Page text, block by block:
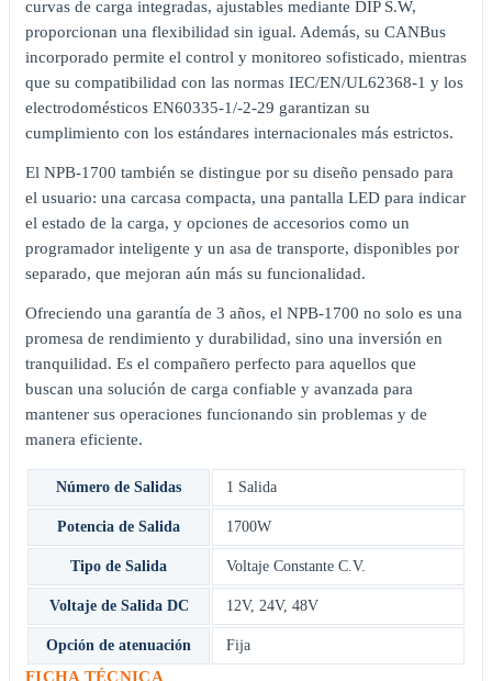
curvas de carga integradas, ajustables mediante DIP S.W,
proporcionan una flexibilidad sin igual. Además, su CANBus
incorporado permite el control y monitoreo sofisticado, mientras
que su compatibilidad con las normas IEC/EN/UL62368-1 y los
electrodomésticos EN60335-1/-2-29 garantizan su
cumplimiento con los estándares internacionales más estrictos.
El NPB-1700 también se distingue por su diseño pensado para
el usuario: una carcasa compacta, una pantalla LED para indicar
el estado de la carga, y opciones de accesorios como un
programador inteligente y un asa de transporte, disponibles por
separado, que mejoran aún más su funcionalidad.
Ofreciendo una garantía de 3 años, el NPB-1700 no solo es una
promesa de rendimiento y durabilidad, sino una inversión en
tranquilidad. Es el compañero perfecto para aquellos que
buscan una solución de carga confiable y avanzada para
mantener sus operaciones funcionando sin problemas y de
manera eficiente.
Número de Salidas 1 Salida
Potencia de Salida 1700W
Tipo de Salida Voltaje Constante C.V.
Voltaje de Salida DC 12V, 24V, 48V
Opción de atenuación Fija
FICHA TÉCNICA